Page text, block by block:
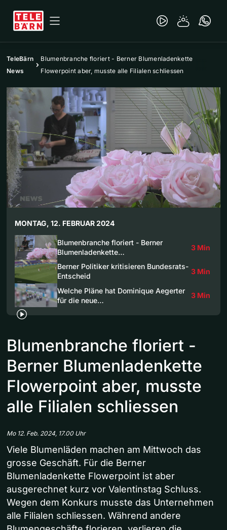
TeleBärn
News
Blumenbranche floriert - Berner Blumenladenkette
Flowerpoint aber, musste alle Filialen schliessen
MONTAG, 12. FEBRUAR 2024
Blumenbranche floriert - Berner
Blumenladenkette…
3 Min
Berner Politiker kritisieren Bundesrats-
Entscheid
3 Min
Welche Pläne hat Dominique Aegerter
für die neue…
3 Min
Blumenbranche floriert -
Berner Blumenladenkette
Flowerpoint aber, musste
alle Filialen schliessen
Mo 12. Feb. 2024, 17.00 Uhr
Viele Blumenläden machen am Mittwoch das
grosse Geschäft. Für die Berner
Blumenladenkette Flowerpoint ist aber
ausgerechnet kurz vor Valentinstag Schluss.
Wegen dem Konkurs musste das Unternehmen
alle Filialen schliessen. Während andere